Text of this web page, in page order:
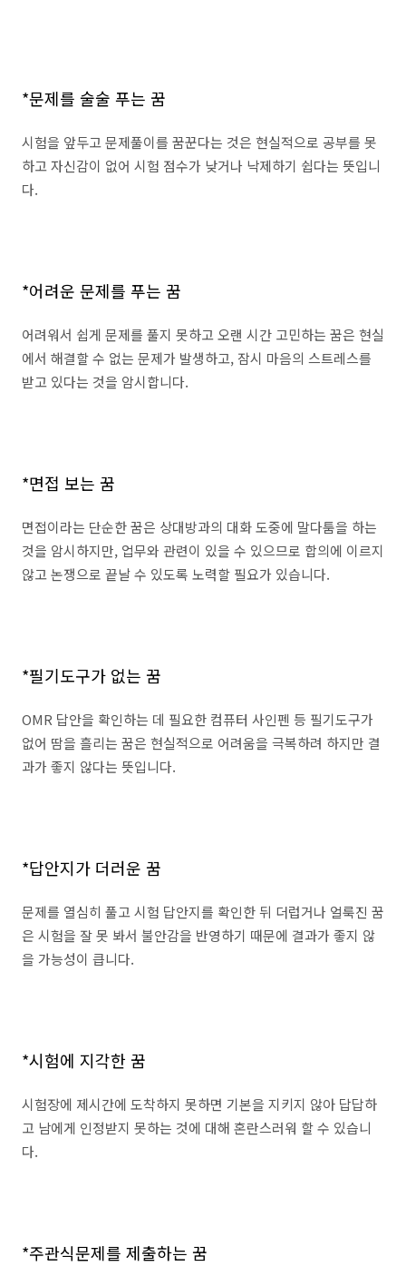
*문제를 술술 푸는 꿈
시험을 앞두고 문제풀이를 꿈꾼다는 것은 현실적으로 공부를 못
하고 자신감이 없어 시험 점수가 낮거나 낙제하기 쉽다는 뜻입니
다.
*어려운 문제를 푸는 꿈
어려워서 쉽게 문제를 풀지 못하고 오랜 시간 고민하는 꿈은 현실
에서 해결할 수 없는 문제가 발생하고, 잠시 마음의 스트레스를
받고 있다는 것을 암시합니다.
*면접 보는 꿈
면접이라는 단순한 꿈은 상대방과의 대화 도중에 말다툼을 하는
것을 암시하지만, 업무와 관련이 있을 수 있으므로 합의에 이르지
않고 논쟁으로 끝날 수 있도록 노력할 필요가 있습니다.
*필기도구가 없는 꿈
OMR 답안을 확인하는 데 필요한 컴퓨터 사인펜 등 필기도구가
없어 땀을 흘리는 꿈은 현실적으로 어려움을 극복하려 하지만 결
과가 좋지 않다는 뜻입니다.
*답안지가 더러운 꿈
문제를 열심히 풀고 시험 답안지를 확인한 뒤 더럽거나 얼룩진 꿈
은 시험을 잘 못 봐서 불안감을 반영하기 때문에 결과가 좋지 않
을 가능성이 큽니다.
*시험에 지각한 꿈
시험장에 제시간에 도착하지 못하면 기본을 지키지 않아 답답하
고 남에게 인정받지 못하는 것에 대해 혼란스러워 할 수 있습니
다.
*주관식문제를 제출하는 꿈